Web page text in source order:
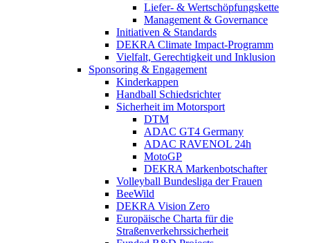
Liefer- & Wertschöpfungskette
Management & Governance
Initiativen & Standards
DEKRA Climate Impact-Programm
Vielfalt, Gerechtigkeit und Inklusion​
Sponsoring & Engagement
Kinderkappen
Handball Schiedsrichter
Sicherheit im Motorsport
DTM
ADAC GT4 Germany
ADAC RAVENOL 24h
MotoGP
DEKRA Markenbotschafter
Volleyball Bundesliga der Frauen
BeeWild
DEKRA Vision Zero
Europäische Charta für die
Straßenverkehrssicherheit